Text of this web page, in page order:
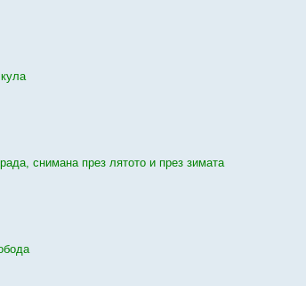
снимана през лятото и през зимата